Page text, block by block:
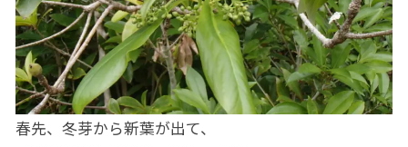
春先、冬芽から新葉が出て、